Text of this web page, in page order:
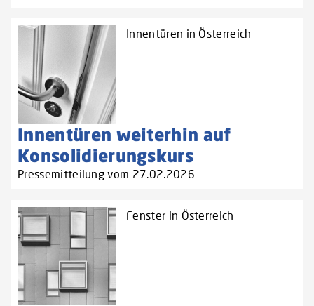
Innentüren in Österreich
Innentüren weiterhin auf
Konsolidierungskurs
Pressemitteilung vom 27.02.2026
Fenster in Österreich